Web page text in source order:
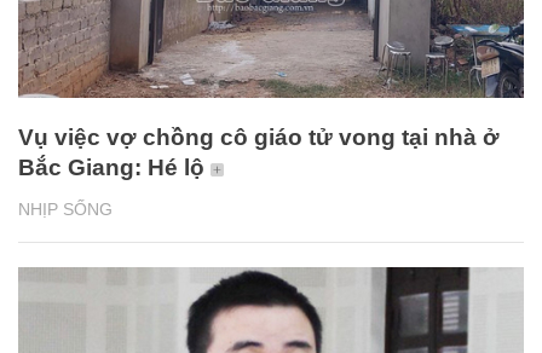
NHỊP SỐNG
Vụ việc vợ chồng cô giáo tử vong tại nhà ở
Bắc Giang: Hé lộ